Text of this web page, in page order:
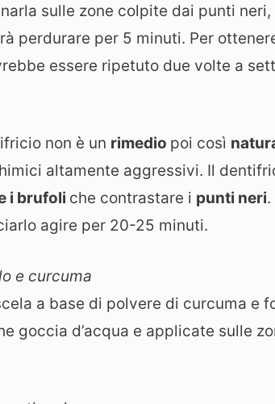
sulle zone colpite dai punti
perdurare per 5 minuti. Per
essere ripetuto due volte a
non è un rimedio poi così
altamente aggressivi. Il
i brufoli che contrastare i punti neri
agire per 20-25 minuti.
e curcuma
a base di polvere di curcuma e
goccia d’acqua e applicate sulle